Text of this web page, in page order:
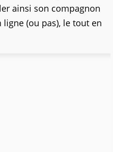
ainsi son compagnon
(ou pas), le tout en